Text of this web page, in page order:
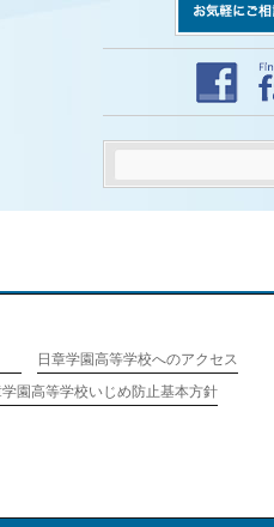
日章学園高等学校へのアクセス
学園高等学校いじめ防止基本方針